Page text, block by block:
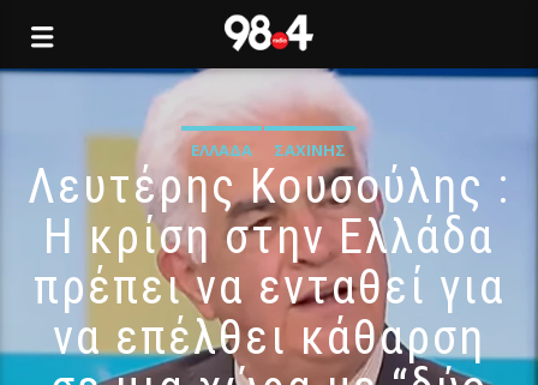
ΕΛΛΆΔΑ ΣΑΧΊΝΗΣ
Λευτέρης Κουσούλης :
Η κρίση στην Ελλάδα
πρέπει να ενταθεί για
να επέλθει κάθαρση